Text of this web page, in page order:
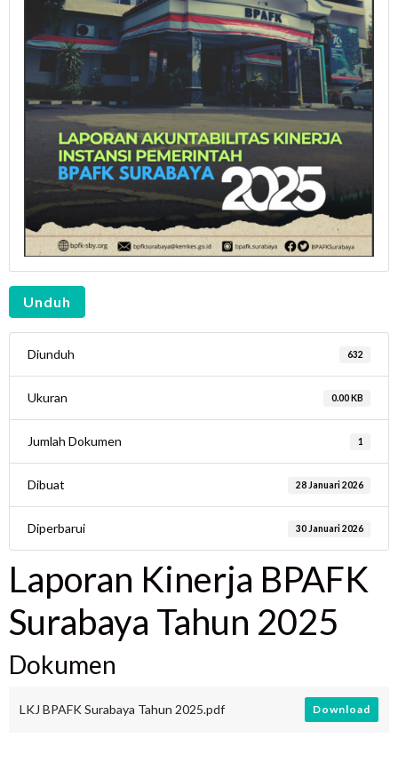
Unduh
Diunduh 632
Ukuran 0.00 KB
Jumlah Dokumen 1
Dibuat 28 Januari 2026
Diperbarui 30 Januari 2026
Laporan Kinerja BPAFK
Surabaya Tahun 2025
Dokumen
LKJ BPAFK Surabaya Tahun 2025.pdf Download